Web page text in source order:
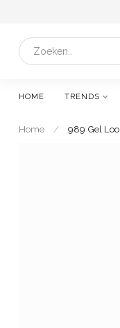
HOME TRENDS
Home / 989 Gel